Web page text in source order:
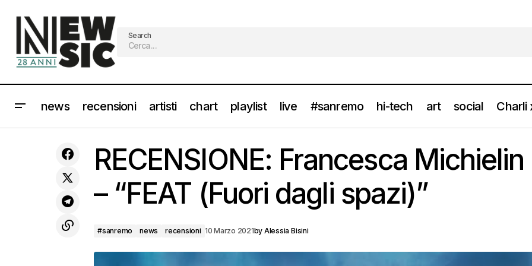
Search
news recensioni artisti chart playlist live #sanremo hi-tech art social Charli
nuovo dub mix esclusivo per Sonos
RECENSIONE: Francesca Michielin – “FEAT (Fuori
RECENSIONE: Francesca Michielin
– “FEAT (Fuori dagli spazi)”
#sanremo news recensioni 10 Marzo 2021by Alessia Bisini